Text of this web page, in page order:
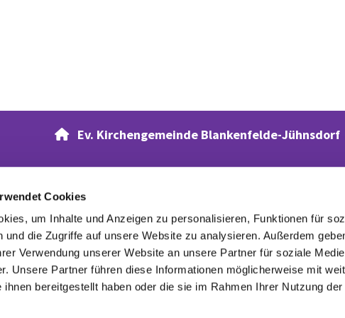
Cookies
um Inhalte und Anzeigen zu personalisieren, Funktionen für
und die Zugriffe auf unsere Website zu analysieren. Außerdem
Verwendung unserer Website an unsere Partner für soziale
Unsere Partner führen diese Informationen möglicherweise mit
ihnen bereitgestellt haben oder die sie im Rahmen Ihrer Nutzung
Ev. Kirchengemeinde Blankenfelde-Jühnsdorf
Evangelischer Waldfriedhof